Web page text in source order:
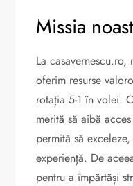
Missia
La casavernescu.ro,
oferim resurse
rotația 5-1 în volei.
merită să aibă
permită să
experiență. De
pentru a împărtăși